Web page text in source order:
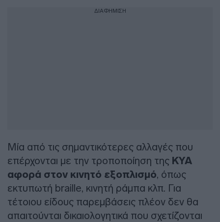
ΔΙΑΦΗΜΙΣΗ
Μία από τις σημαντικότερες αλλαγές που
επέρχονται με την τροποποίηση της ΚΥΑ
αφορά στον κινητό εξοπλισμό, όπως
εκτυπωτή braille, κινητή ράμπα κλπ. Για
τέτοιου είδους παρεμβάσεις πλέον δεν θα
απαιτούνται δικαιολογητικά που σχετίζονται